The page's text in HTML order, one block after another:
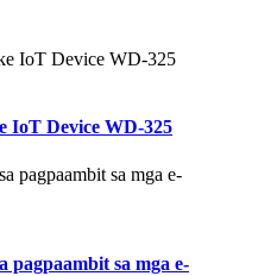
IoT Device WD-325
pagpaambit sa mga e-